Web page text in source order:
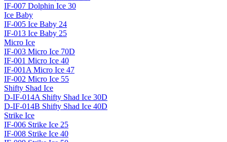
IF-007 Dolphin Ice 30
Ice Baby
IF-005 Ice Baby 24
IF-013 Ice Baby 25
Micro Ice
IF-003 Micro Ice 70D
IF-001 Micro Ice 40
IF-001A Micro Ice 47
IF-002 Micro Ice 55
Shifty Shad Ice
D-IF-014A Shifty Shad Ice 30D
D-IF-014B Shifty Shad Ice 40D
Strike Ice
IF-006 Strike Ice 25
IF-008 Strike Ice 40